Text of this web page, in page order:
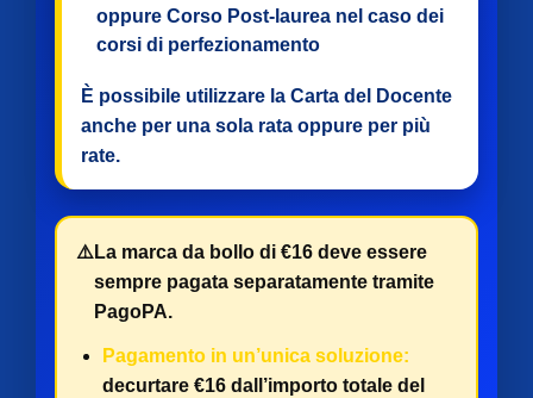
oppure Corso Post-laurea nel caso dei
corsi di perfezionamento
È possibile utilizzare la Carta del Docente
anche per una sola rata oppure per più
rate.
⚠️ La marca da bollo di €16 deve essere
sempre pagata separatamente tramite
PagoPA.
Pagamento in un’unica soluzione:
decurtare €16 dall’importo totale del